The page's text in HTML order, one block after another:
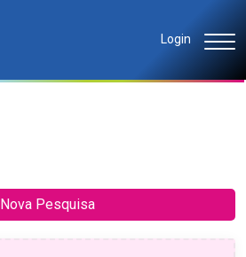
Login
Nova Pesquisa